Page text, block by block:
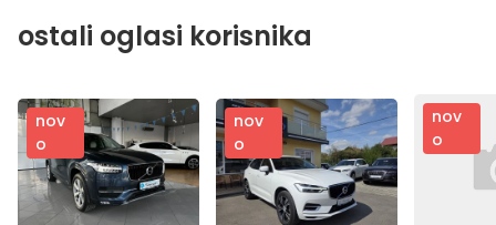
ostali oglasi korisnika
nov
o
nov
o
nov
o